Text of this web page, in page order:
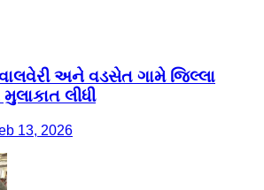
વાલવેરી અને વડસેત ગામે જિલ્લા
લીધી
13, 2026